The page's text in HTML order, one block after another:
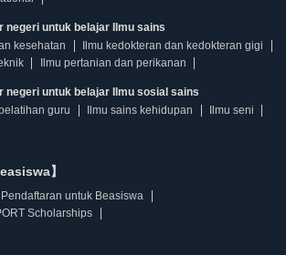
negeri untuk belajar Ilmu sains
kesehatan
Ilmu kedokteran dan kedokteran gigi
Ilmu pertanian dan perikanan
negeri untuk belajar Ilmu sosial sains
guru
Ilmu sains kehidupan
Ilmu seni
】
Pendaftaran untuk Beasiswa
Scholarships